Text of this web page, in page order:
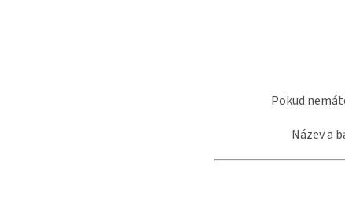
Pokud
Název a